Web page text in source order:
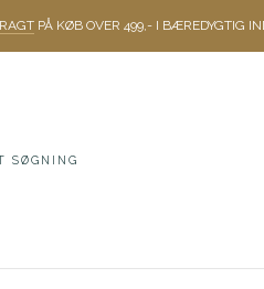
PÅ KØB OVER 499,- I BÆREDYGTIG